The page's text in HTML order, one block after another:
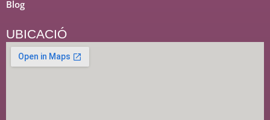
UBICACIÓ
Blog